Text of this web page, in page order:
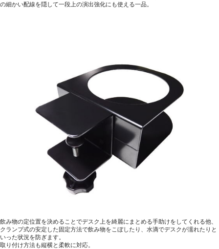
の細かい配線を隠して一段上の演出強化にも使える一品。
飲み物の定位置を決めることでデスク上を綺麗にまとめる手助けをしてくれる他、
クランプ式の安定した固定方法で飲み物をこぼしたり、水滴でデスクが濡れたりと
いった状況を防ぎます。
取り付け方法も縦横と柔軟に対応。